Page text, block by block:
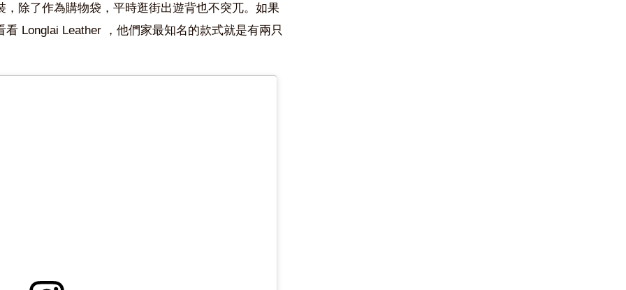
除了作為購物袋，平時逛街出遊背也不突兀。如果
Longlai Leather ，他們家最知名的款式就是有兩只